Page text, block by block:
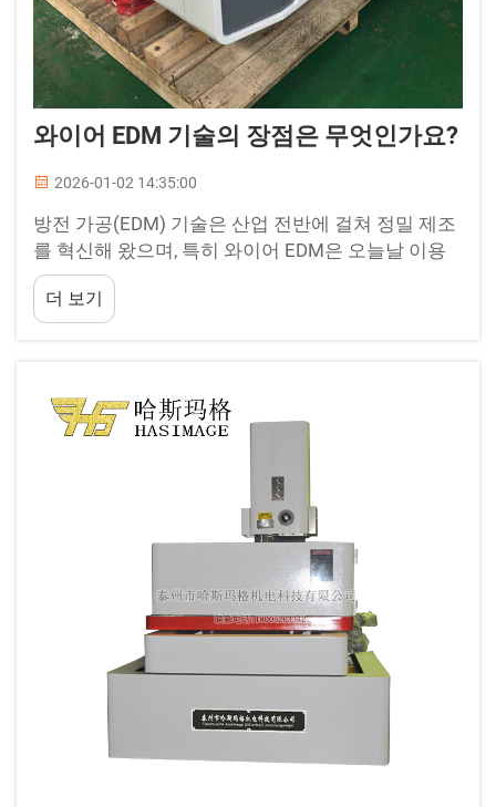
와이어 EDM 기술의 장점은 무엇인가요?
2026-01-02 14:35:00
방전 가공(EDM) 기술은 산업 전반에 걸쳐 정밀 제조
를 혁신해 왔으며, 특히 와이어 EDM은 오늘날 이용
가능한 가장 정교한 가공 방법 중 하나로 자리 잡고
있습니다. 이 첨단 제조 공정은 한 가닥의...
더 보기